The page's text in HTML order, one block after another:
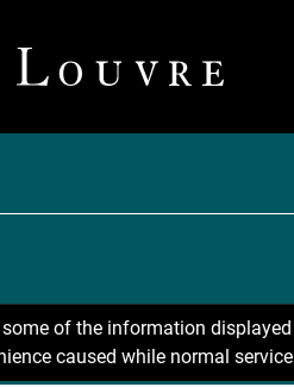
of the information
caused while normal